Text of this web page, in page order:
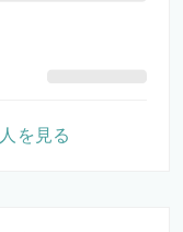
を見る